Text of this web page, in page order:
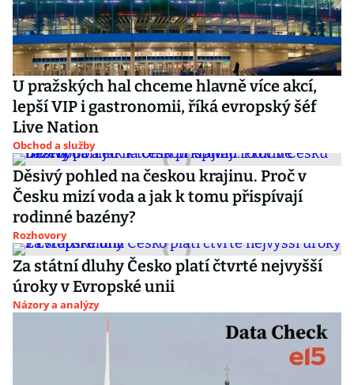
U pražských hal chceme hlavně více akcí,
lepší VIP i gastronomii, říká evropský šéf
Live Nation
Obchod a služby
Děsivý pohled na českou krajinu. Proč v
Česku mizí voda a jak k tomu přispívají
rodinné bazény?
Rozhovory
Za státní dluhy Česko platí čtvrté nejvyšší
úroky v Evropské unii
Názory a analýzy